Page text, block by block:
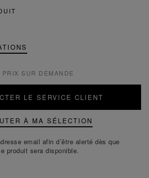
PRIX SUR DEMANDE
LE SERVICE CLIENT
À MA SÉLECTION
email afin d’être alerté dès que
produit sera disponible.